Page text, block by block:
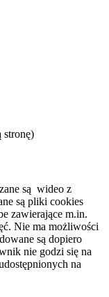
stronę)
są wideo z
są pliki cookies
zawierające m.in.
Nie ma możliwości
są dopiero
nie godzi się na
na